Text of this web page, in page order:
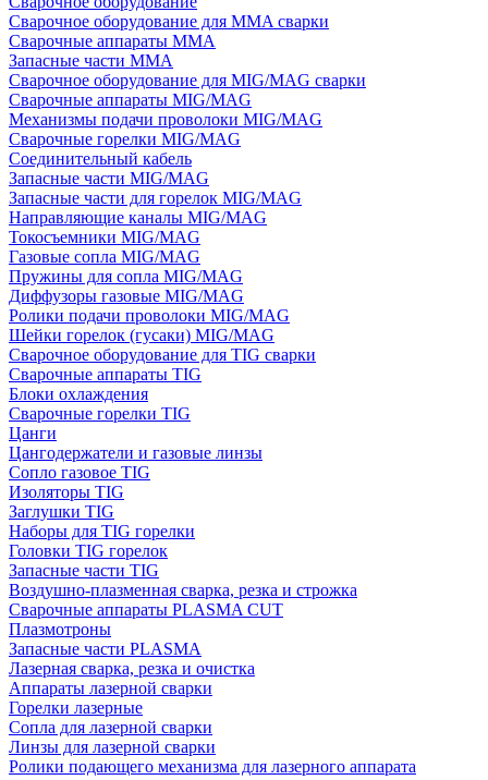
Сварочное оборудование для MMA сварки
Сварочные аппараты MMA
Запасные части MMA
Сварочное оборудование для MIG/MAG сварки
Сварочные аппараты MIG/MAG
Механизмы подачи проволоки MIG/MAG
Сварочные горелки MIG/MAG
Соединительный кабель
Запасные части MIG/MAG
Запасные части для горелок MIG/MAG
Направляющие каналы MIG/MAG
Токосъемники MIG/MAG
Газовые сопла MIG/MAG
Пружины для сопла MIG/MAG
Диффузоры газовые MIG/MAG
Ролики подачи проволоки MIG/MAG
Шейки горелок (гусаки) MIG/MAG
Сварочное оборудование для TIG сварки
Сварочные аппараты TIG
Блоки охлаждения
Сварочные горелки TIG
Цанги
Цангодержатели и газовые линзы
Сопло газовое TIG
Изоляторы TIG
Заглушки TIG
Наборы для TIG горелки
Головки TIG горелок
Запасные части TIG
Воздушно-плазменная сварка, резка и строжка
Сварочные аппараты PLASMA CUT
Плазмотроны
Запасные части PLASMA
Лазерная сварка, резка и очистка
Аппараты лазерной сварки
Горелки лазерные
Сопла для лазерной сварки
Линзы для лазерной сварки
Ролики подающего механизма для лазерного аппарата